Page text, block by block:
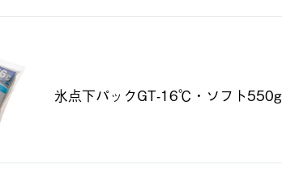
氷点下パックGT-16℃・ソフト550g